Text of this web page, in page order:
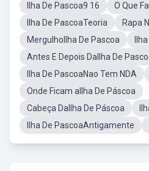
Ilha De Pascoa9 16
O Que
Ilha De PascoaTeoria
Rapa
MergulhoIlha De Pascoa
Antes E Depois DaIlha De
Ilha De PascoaNao Tem NDA
Onde Ficam aIlha De Páscoa
Cabeça DaIlha De Páscoa
Ilha De PascoaAntigamente